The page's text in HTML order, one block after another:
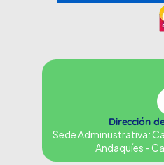
Dirección
Sede Adminustrativa:
Andaquíes -